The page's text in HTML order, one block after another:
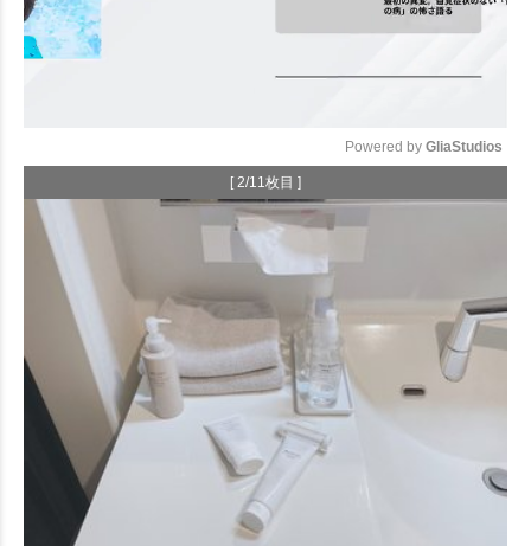
Powered by GliaStudios
[ 2/11枚目 ]